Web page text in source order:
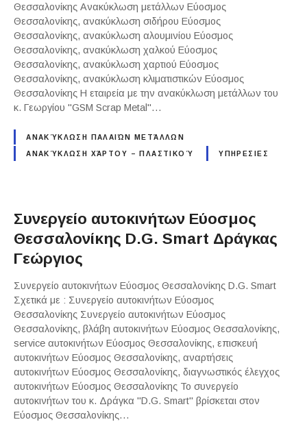
Θεσσαλονίκης Ανακύκλωση μετάλλων Εύοσμος
Θεσσαλονίκης, ανακύκλωση σιδήρου Εύοσμος
Θεσσαλονίκης, ανακύκλωση αλουμινίου Εύοσμος
Θεσσαλονίκης, ανακύκλωση χαλκού Εύοσμος
Θεσσαλονίκης, ανακύκλωση χαρτιού Εύοσμος
Θεσσαλονίκης, ανακύκλωση κλιματιστικών Εύοσμος
Θεσσαλονίκης Η εταιρεία με την ανακύκλωση μετάλλων του
κ. Γεωργίου "GSM Scrap Metal"…
ΑΝΑΚΎΚΛΩΣΗ ΠΑΛΑΙΏΝ ΜΕΤΆΛΛΩΝ
ΑΝΑΚΎΚΛΩΣΗ ΧΆΡΤΟΥ – ΠΛΑΣΤΙΚΟΎ ΥΠΗΡΕΣΙΕΣ
Συνεργείο αυτοκινήτων Εύοσμος
Θεσσαλονίκης D.G. Smart Δράγκας
Γεώργιος
Συνεργείο αυτοκινήτων Εύοσμος Θεσσαλονίκης D.G. Smart
Σχετικά με : Συνεργείο αυτοκινήτων Εύοσμος
Θεσσαλονίκης Συνεργείο αυτοκινήτων Εύοσμος
Θεσσαλονίκης, βλάβη αυτοκινήτων Εύοσμος Θεσσαλονίκης,
service αυτοκινήτων Εύοσμος Θεσσαλονίκης, επισκευή
αυτοκινήτων Εύοσμος Θεσσαλονίκης, αναρτήσεις
αυτοκινήτων Εύοσμος Θεσσαλονίκης, διαγνωστικός έλεγχος
αυτοκινήτων Εύοσμος Θεσσαλονίκης Το συνεργείο
αυτοκινήτων του κ. Δράγκα "D.G. Smart" βρίσκεται στον
Εύοσμος Θεσσαλονίκης…